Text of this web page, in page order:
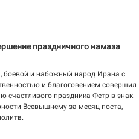
праздничного намаза
боевой и набожный народ Ирана с
и благоговением совершил
счастливого праздника Фетр в знак
Всевышнему за месяц поста,